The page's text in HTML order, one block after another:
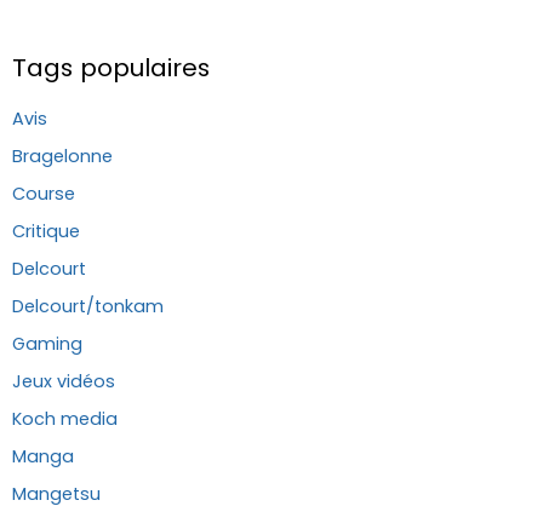
Tags populaires
Avis
Bragelonne
Course
Critique
Delcourt
Delcourt/tonkam
Gaming
Jeux vidéos
Koch media
Manga
Mangetsu